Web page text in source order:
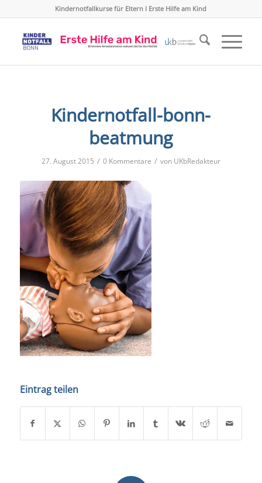
Kindernotfallkurse für Eltern I Erste Hilfe am Kind
Kindernotfall-bonn-
beatmung
27. August 2015 / 0 Kommentare / von UKbRedakteur
Eintrag teilen